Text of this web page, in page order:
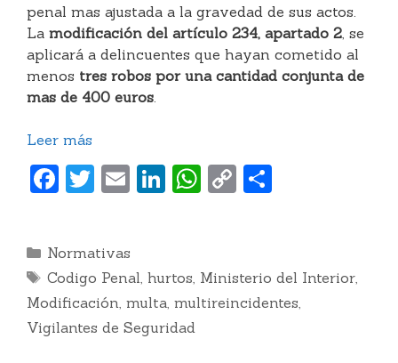
penal mas ajustada a la gravedad de sus actos.
La modificación del artículo 234, apartado 2 , se
aplicará a delincuentes que hayan cometido al
menos tres robos por una cantidad conjunta de
mas de 400 euros
Leer más
F
e
b
o
T
er
E
l
Li
dI
n
W
s
A
p
C
Li
n
p
ar
ti
Categorías
Normativas
Etiquetas
Codigo Penal hurtos Ministerio del Interior,
Modificación multa multireincidentes
Vigilantes de Seguridad